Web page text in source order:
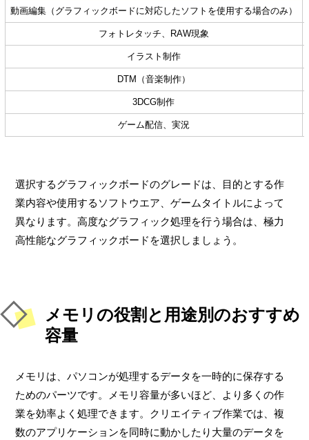
動画編集（グラフィックボードに対応したソフトを使用する場合のみ）
フォトレタッチ、RAW現象
イラスト制作
DTM（音楽制作）
3DCG制作
ゲーム配信、実況
選択するグラフィックボードのグレードは、目的とする作
業内容や使用するソフトウエア、ゲームタイトルによって
異なります。高度なグラフィック処理を行う場合は、極力
高性能なグラフィックボードを選択しましょう。
メモリの役割と用途別のおすすめ
容量
メモリは、パソコンが処理するデータを一時的に保存する
ためのパーツです。メモリ容量が多いほど、より多くの作
業を効率よく処理できます。クリエイティブ作業では、複
数のアプリケーションを同時に動かしたり大量のデータを